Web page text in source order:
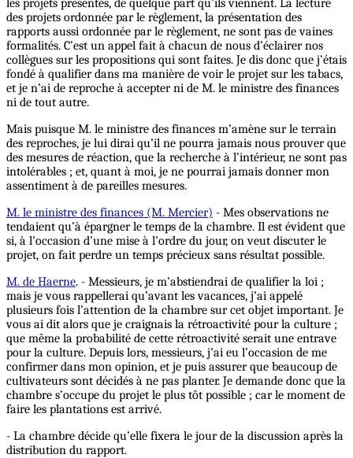
les projets présentés, de quelque part qu’ils viennent. La lecture
des projets ordonnée par le règlement, la présentation des
rapports aussi ordonnée par le règlement, ne sont pas de vaines
formalités. C’est un appel fait à chacun de nous d’éclairer nos
collègues sur les propositions qui sont faites. Je dis donc que j’étais
fondé à qualifier dans ma manière de voir le projet sur les tabacs,
et je n’ai de reproche à accepter ni de M. le ministre des finances
ni de tout autre.
Mais puisque M. le ministre des finances m’amène sur le terrain
des reproches, je lui dirai qu’il ne pourra jamais nous prouver que
des mesures de réaction, que la recherche à l’intérieur, ne sont pas
intolérables ; et, quant à moi, je ne pourrai jamais donner mon
assentiment à de pareilles mesures.
M. le ministre des finances (M. Mercier) - Mes observations ne
tendaient qu’à épargner le temps de la chambre. Il est évident que
si, à l’occasion d’une mise à l’ordre du jour, on veut discuter le
projet, on fait perdre un temps précieux sans résultat possible.
M. de Haerne. - Messieurs, je m’abstiendrai de qualifier la loi ;
mais je vous rappellerai qu’avant les vacances, j’ai appelé
plusieurs fois l’attention de la chambre sur cet objet important. Je
vous ai dit alors que je craignais la rétroactivité pour la culture ;
que même la probabilité de cette rétroactivité serait une entrave
pour la culture. Depuis lors, messieurs, j’ai eu l’occasion de me
confirmer dans mon opinion, et je puis assurer que beaucoup de
cultivateurs sont décidés à ne pas planter. Je demande donc que la
chambre s’occupe du projet le plus tôt possible ; car le moment de
faire les plantations est arrivé.
- La chambre décide qu’elle fixera le jour de la discussion après la
distribution du rapport.